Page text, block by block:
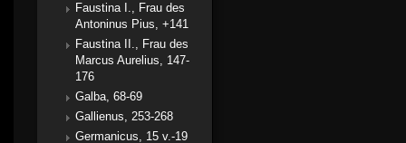
Faustina I., Frau des
Antoninus Pius, +141
Faustina II., Frau des
Marcus Aurelius, 147-
176
Galba, 68-69
Gallienus, 253-268
Germanicus, 15 v.-19